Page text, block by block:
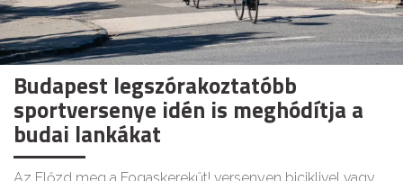
Budapest legszórakoztatóbb
sportversenye idén is meghódítja a
budai lankákat